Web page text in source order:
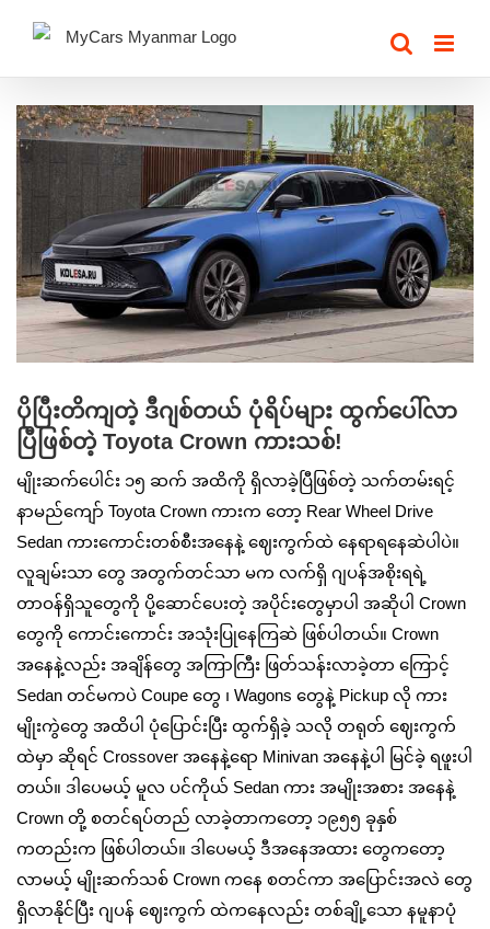
content
View
Larger
Image
ပိုပြီးတိကျတဲ့ ဒီဂျစ်တယ် ပုံရိပ်များ ထွက်ပေါ်လာ
ပြီဖြစ်တဲ့ Toyota Crown ကားသစ်!
မျိုးဆက်ပေါင်း ၁၅ ဆက် အထိကို ရှိလာခဲ့ပြီဖြစ်တဲ့ သက်တမ်းရင့်
နာမည်ကျော် Toyota Crown ကားက တော့ Rear Wheel Drive
Sedan ကားကောင်းတစ်စီးအနေနဲ့ ဈေးကွက်ထဲ နေရာရနေဆဲပါပဲ။
လူချမ်းသာ တွေ အတွက်တင်သာ မက လက်ရှိ ဂျပန်အစိုးရရဲ့
တာဝန်ရှိသူတွေကို ပို့ဆောင်ပေးတဲ့ အပိုင်းတွေမှာပါ အဆိုပါ Crown
တွေကို ကောင်းကောင်း အသုံးပြုနေကြဆဲ ဖြစ်ပါတယ်။ Crown
အနေနဲ့လည်း အချိန်တွေ အကြာကြီး ဖြတ်သန်းလာခဲ့တာ ကြောင့်
Sedan တင်မကပဲ Coupe တွေ ၊ Wagons တွေနဲ့ Pickup လို ကား
မျိုးကွဲတွေ အထိပါ ပုံပြောင်းပြီး ထွက်ရှိခဲ့ သလို တရုတ် ဈေးကွက်
ထဲမှာ ဆိုရင် Crossover အနေနဲ့ရော Minivan အနေနဲ့ပါ မြင်ခဲ့ ရဖူးပါ
တယ်။ ဒါပေမယ့် မူလ ပင်ကိုယ် Sedan ကား အမျိုးအစား အနေနဲ့
Crown တို့ စတင်ရပ်တည် လာခဲ့တာကတော့ ၁၉၅၅ ခုနှစ်
ကတည်းက ဖြစ်ပါတယ်။ ဒါပေမယ့် ဒီအနေအထား တွေကတော့
လာမယ့် မျိုးဆက်သစ် Crown ကနေ စတင်ကာ အပြောင်းအလဲ တွေ
ရှိလာနိုင်ပြီး ဂျပန် ဈေးကွက် ထဲကနေလည်း တစ်ချို့သော နမူနာပုံ